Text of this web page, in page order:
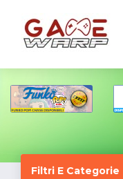
Filtri E Categorie